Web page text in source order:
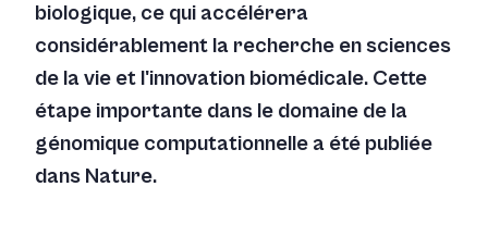
biologique, ce qui accélérera
considérablement la recherche en sciences
de la vie et l'innovation biomédicale. Cette
étape importante dans le domaine de la
génomique computationnelle a été publiée
dans Nature.